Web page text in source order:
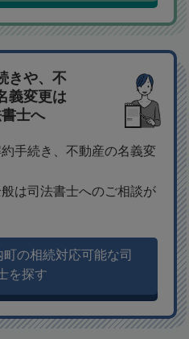
きや、不
義変更は
士へ
手続き、不動産の名義変
は司法書士へのご相談が
の相続対応可能な司
を探す